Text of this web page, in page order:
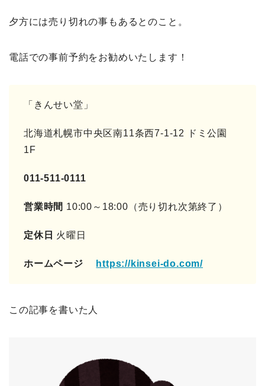
夕方には売り切れの事もあるとのこと。
電話での事前予約をお勧めいたします！
「きんせい堂」
北海道札幌市中央区南11条西7-1-12 ドミ公園
1F
011-511-0111
営業時間 10:00～18:00（売り切れ次第終了）
定休日 火曜日
ホームページ https://kinsei-do.com/
この記事を書いた人